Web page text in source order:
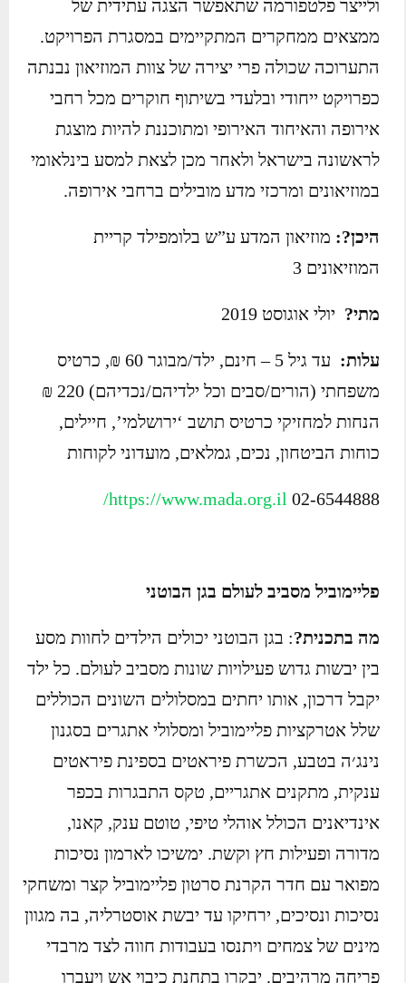
ולייצר פלטפורמה שתאפשר הצגה עתידית של
ממצאים ממחקרים המתקיימים במסגרת הפרויקט.
התערוכה שכולה פרי יצירה של צוות המוזיאון נבנתה
כפרויקט ייחודי ובלעדי בשיתוף חוקרים מכל רחבי
אירופה והאיחוד האירופי ומתוכננת להיות מוצגת
לראשונה בישראל ולאחר מכן לצאת למסע בינלאומי
במוזיאונים ומרכזי מדע מובילים ברחבי אירופה.
היכן?: מוזיאון המדע ע”ש בלומפילד קריית
המוזיאונים 3
מתי? יולי אוגוסט 2019
עלות:
עד גיל 5 – חינם, ילד/מבוגר 60 ₪, כרטיס
משפחתי (הורים/סבים וכל ילדיהם/נכדיהם) 220 ₪
הנחות למחזיקי כרטיס תושב ‘ירושלמי’, חיילים,
כוחות הביטחון, נכים, גמלאים, מועדוני לקוחות
02-6544888
https://www.mada.org.il/
פליימוביל מסביב לעולם בגן הבוטני
מה בתכנית?: בגן הבוטני יכולים הילדים לחוות מסע
בין יבשות גדוש פעילויות שונות מסביב לעולם. כל ילד
יקבל דרכון, אותו יחתים במסלולים השונים הכוללים
שלל אטרקציות פליימוביל ומסלולי אתגרים בסגנון
נינג׳ה בטבע, הכשרת פיראטים בספינת פיראטים
ענקית, מתקנים אתגריים, טקס התבגרות בכפר
אינדיאנים הכולל אוהלי טיפי, טוטם ענק, קאנו,
מדורה ופעילות חץ וקשת. ימשיכו לארמון נסיכות
מפואר עם חדר הקרנת סרטון פליימוביל קצר ומשחקי
נסיכות ונסיכים, ירחיקו עד יבשת אוסטרליה, בה מגוון
מינים של צמחים ויתנסו בעבודות חווה לצד מרבדי
פריחה מרהיבים. יבקרו בתחנת כיבוי אש ויעברו